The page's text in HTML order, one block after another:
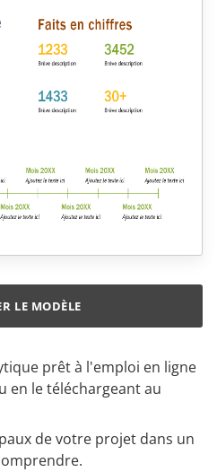
prêt à l'emploi en ligne
en le téléchargeant au
de votre projet dans un
LE MODÈLE